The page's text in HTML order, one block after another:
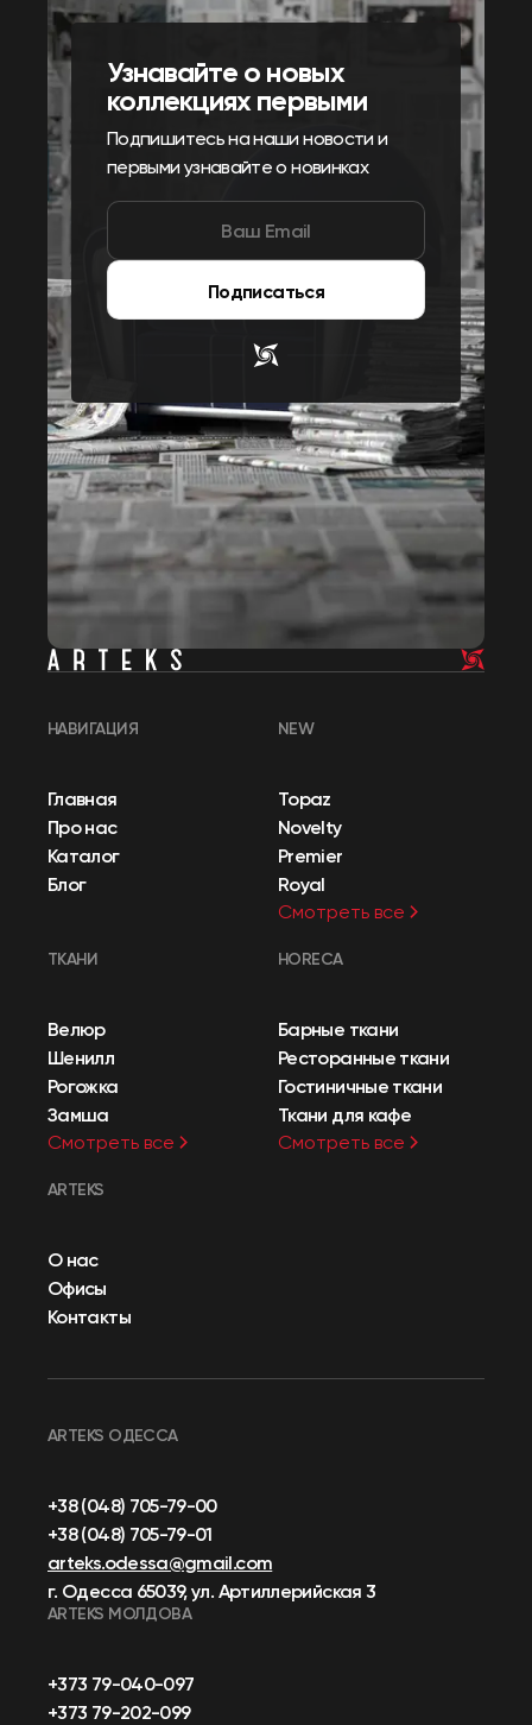
Узнавайте о новых
коллекциях первыми
Подпишитесь на наши новости и
первыми узнавайте о новинках
Подписаться
НАВИГАЦИЯ
Главная
Про нас
Каталог
Блог
NEW
Topaz
Novelty
Premier
Royal
Смотреть все
ТКАНИ
Велюр
Шенилл
Рогожка
Замша
Смотреть все
HORECA
Барные ткани
Ресторанные ткани
Гостиничные ткани
Ткани для кафе
Смотреть все
ARTEKS
О нас
Офисы
Контакты
ARTEKS ОДЕССА
+38 (048) 705-79-00
+38 (048) 705-79-01
arteks.odessa@gmail.com
г. Одесса 65039, ул. Артиллерийская 3
ARTEKS МОЛДОВА
+373 79-040-097
+373 79-202-099